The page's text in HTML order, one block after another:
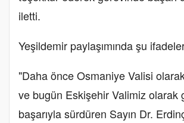
iletti.
Yeşildemir paylaşımında şu
"Daha önce Osmaniye Valisi
ve bugün Eskişehir Valimiz olarak
başarıyla sürdüren Sayın Dr.